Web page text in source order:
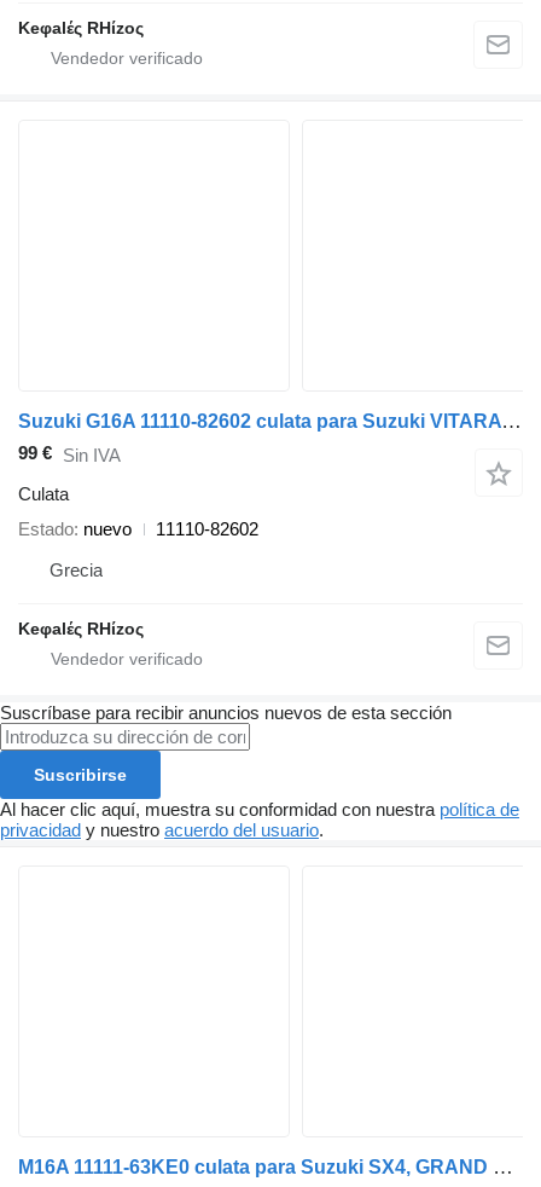
Keφalές RHίzoς
Suzuki G16A 11110-82602 culata para Suzuki VITARA coche
99 € Sin IVA
Culata
Estado nuevo
11110-82602
Grecia
Keφalές RHίzoς
Suscríbase para recibir anuncios nuevos de esta sección
Suscribirse
Al hacer clic aquí, muestra su conformidad con nuestra política de
privacidad y nuestro acuerdo del usuario.
M16A 11111-63KE0 culata para Suzuki SX4, GRAND VITARA, SWIFT coche